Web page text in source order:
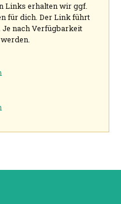
Links erhalten wir ggf.
für dich. Der Link führt
nach Verfügbarkeit